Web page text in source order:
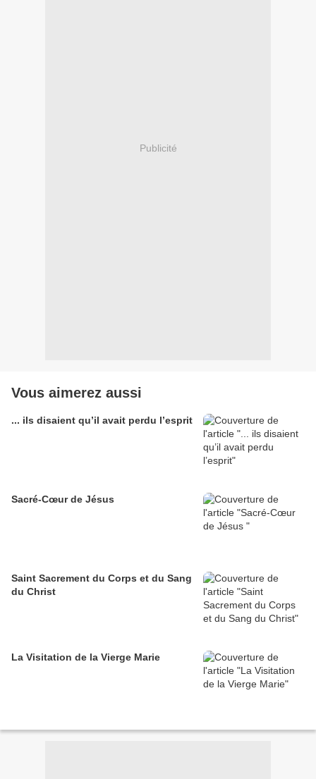
Publicité
Vous aimerez aussi
... ils disaient qu’il avait perdu l’esprit
Sacré-Cœur de Jésus
Saint Sacrement du Corps et du Sang
du Christ
La Visitation de la Vierge Marie